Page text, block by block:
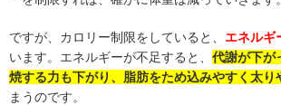
ですが、カロリー制限をしていると、 エネルギ
います。エネルギーが不足すると、 代謝が下が
焼する力も下がり、脂肪をため込みやすく太り
まうのです。